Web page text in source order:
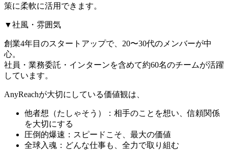
策に柔軟に活用できます。
▼社風・雰囲気
創業4年目のスタートアップで、20〜30代のメンバーが中
心。
社員・業務委託・インターンを含めて約60名のチームが活躍
しています。
AnyReachが大切にしている価値観は、
他者想（たしゃそう）：相手のことを想い、信頼関係
を大切にする
圧倒的爆速：スピードこそ、最大の価値
全球入魂：どんな仕事も、全力で取り組む